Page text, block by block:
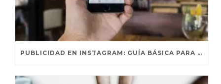
PUBLICIDAD EN INSTAGRAM: GUÍA BÁSICA PARA ENTENDER AL ALGORITMO